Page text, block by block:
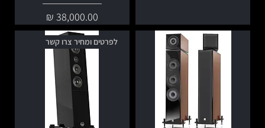
מחיר
לפרטים ומחיר צרו קשר